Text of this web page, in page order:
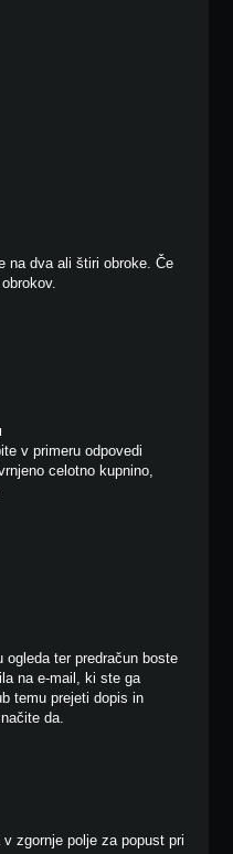
na dva ali štiri obroke. Če
v primeru odpovedi
celotno kupnino,
ogleda ter predračun boste
na e-mail, ki ste ga
temu prejeti dopis in
da.
zgornje polje za popust pri